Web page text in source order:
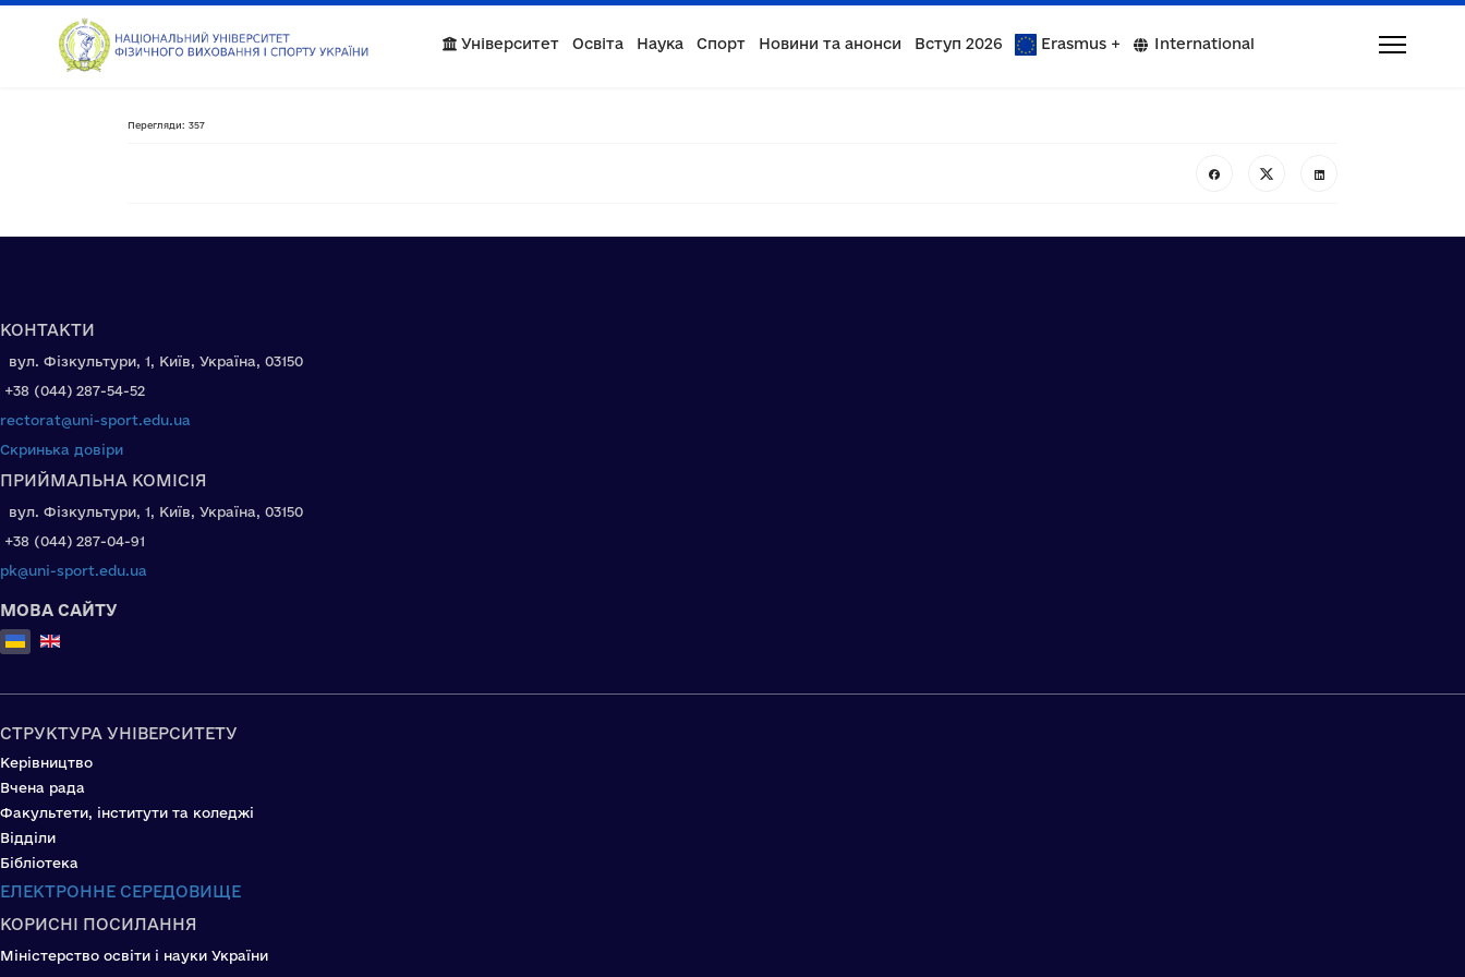
Університет Освіта Наука Спорт Новини та анонси Вступ 2026 Erasmus + International
Перегляди: 357
КОНТАКТИ
вул. Фізкультури, 1, Київ, Україна, 03150
+38 (044) 287-54-52
rectorat@uni-sport.edu.ua
Скринька довіри
ПРИЙМАЛЬНА КОМІСІЯ
вул. Фізкультури, 1, Київ, Україна, 03150
+38 (044) 287-04-91
pk@uni-sport.edu.ua
МОВА САЙТУ
Оберіть свою мову
СТРУКТУРА УНІВЕРСИТЕТУ
Керівництво
Вчена рада
Факультети, інститути та коледжі
Відділи
Бібліотека
ЕЛЕКТРОННЕ СЕРЕДОВИЩЕ
КОРИСНІ ПОСИЛАННЯ
Міністерство освіти і науки України